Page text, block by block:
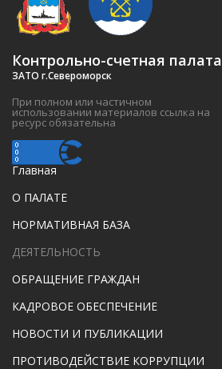
Контрольно-счетная палата
ЗАТО г.Североморск
При полном или частичном
использовании материалов ссылка на
ресурс обязательна
Главная
О ПАЛАТЕ
НОРМАТИВНАЯ БАЗА
ДЕЯТЕЛЬНОСТЬ
ОБРАЩЕНИЕ ГРАЖДАН
КАДРОВОЕ ОБЕСПЕЧЕНИЕ
НОВОСТИ И ПУБЛИКАЦИИ
ПРОТИВОДЕЙСТВИЕ КОРРУПЦИИ